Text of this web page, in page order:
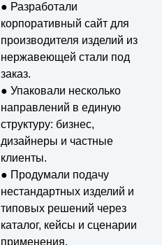
● Разработали
корпоративный сайт для
производителя изделий из
нержавеющей стали под
заказ.
● Упаковали несколько
направлений в единую
структуру: бизнес,
дизайнеры и частные
клиенты.
● Продумали подачу
нестандартных изделий и
типовых решений через
каталог, кейсы и сценарии
применения.